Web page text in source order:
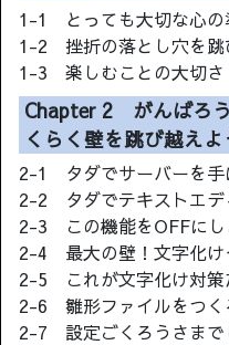
1-1 とっても大切な心の
1-2 挫折の落とし穴を跳
1-3 楽しむことの大切さ
Chapter 2 がんばろ
くらく壁を跳び越えよ
2-1 タダでサーバーを手
2-2 タダでテキストエデ
2-3 この機能をOFFにし
2-4 最大の壁！文字化け
2-5 これが文字化け対策
2-6 雛形ファイルをつく
2-7 設定ごくろうさまで